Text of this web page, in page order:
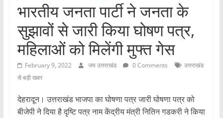
भारतीय जनता पार्टी ने जनता के
सुझावों से जारी किया घोषण पत्र,
महिलाओं को मिलेंगी मुफ्त गेस
February 9, 2022 जय उत्तराखंड 0 Comments
उत्तराखंड
से बड़ी खबर
देहरादून। उत्तराखंड भाजपा का घोषणा पत्र जारी घोषणा पत्र को
बीजेपी ने दिया है दृष्टि पत्र नाम केंद्रीय मंत्री नितिन गडकरी ने किया